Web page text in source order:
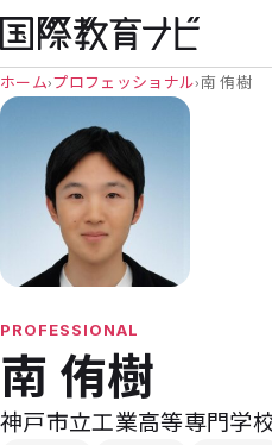
ホーム›プロフェッショナル›南 侑樹
PROFESSIONAL
南 侑樹
神戸市立工業高等専門学